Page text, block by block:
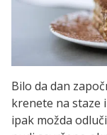
Bilo da dan
krenete na staze
ipak možda